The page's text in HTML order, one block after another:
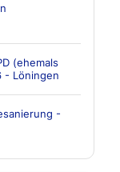
(ehemals
- Löningen
-